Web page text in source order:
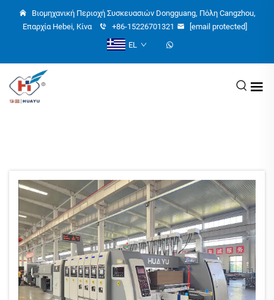
Βιομηχανική Περιοχή Συσκευασιών Dongguang, Πόλη Cangzhou,
Επαρχία Hebei, Κίνα
+86-15226701321
[email protected]
EL